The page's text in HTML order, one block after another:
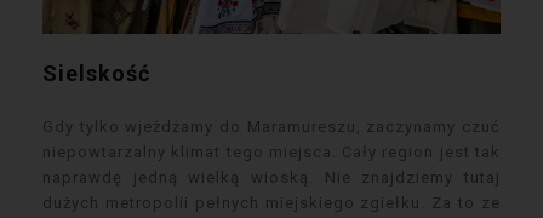
Sielskość
Gdy tylko wjeżdżamy do Maramureszu, zaczynamy czuć
niepowtarzalny klimat tego miejsca. Cały region jest tak
naprawdę jedną wielką wioską. Nie znajdziemy tutaj
dużych metropolii pełnych miejskiego zgiełku. Za to ze